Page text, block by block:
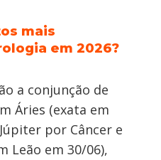
mais
em 2026?
a conjunção de
Áries (exata em
por Câncer e
Leão em 30/06),